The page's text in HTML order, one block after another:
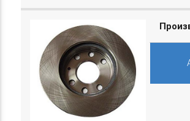
Basket.php